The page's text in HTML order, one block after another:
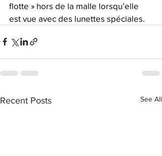
flotte » hors de la malle lorsqu’elle
est vue avec des lunettes spéciales.
Recent Posts See All